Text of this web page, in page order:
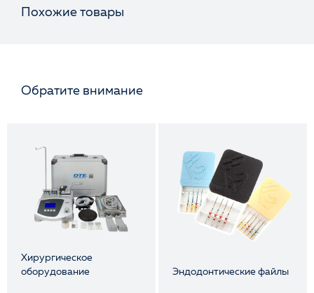
Похожие товары
Обратите внимание
Хирургическое
оборудование
Эндодонтические файлы